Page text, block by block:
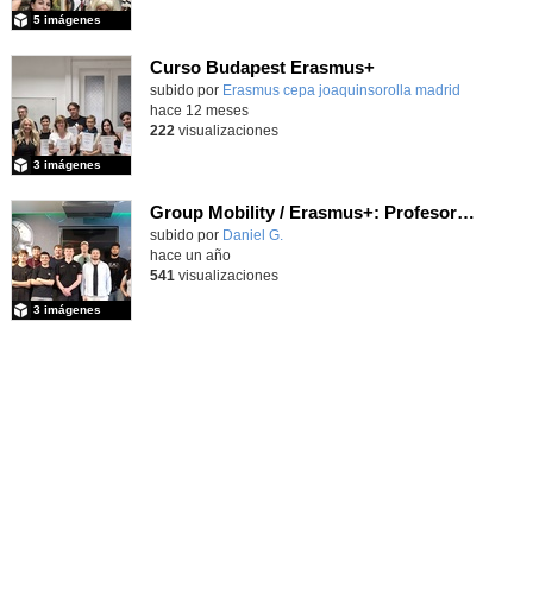
5 imágenes
Curso Budapest Erasmus+
subido por Erasmus cepa joaquinsorolla madrid
3 imágenes
hace 12 meses
222 visualizaciones
Group Mobility / Erasmus+: Profesorado y alumnado del centro RBZ Technik de Kiel (Alemania) visita el IES Luis Vives.
subido por Daniel G.
3 imágenes
hace un año
541 visualizaciones